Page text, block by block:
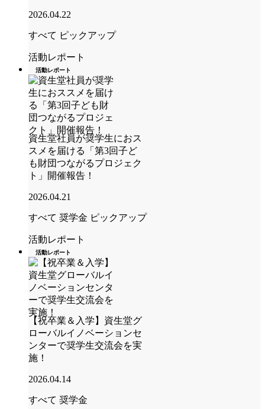
2026.04.22
すべて ピックアップ
活動レポート
活動レポート
資生堂社員が奨学生におス
スメを届ける「第3回子ど
も財団つながるプロジェク
ト」開催報告！
2026.04.21
すべて 奨学金 ピックアップ
活動レポート
活動レポート
【祝卒業＆入学】資生堂グ
ローバルイノベーションセ
ンターで奨学生交流会を実
施！
2026.04.14
すべて 奨学金